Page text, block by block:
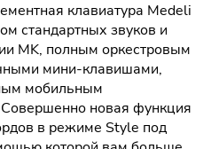
клавиатура Medeli
стандартных звуков и
MK, полным оркестровым
мини-клавишами,
мобильным
новая функция
в режиме Style под